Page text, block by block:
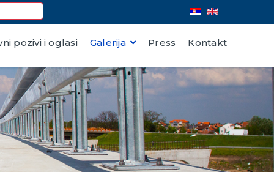
pozivi i oglasi Galerija Press Kontakt